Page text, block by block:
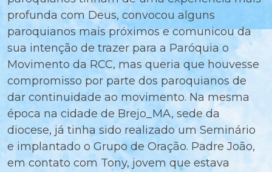
profunda com Deus, convocou alguns
paroquianos mais próximos e comunicou da
sua intenção de trazer para a Paróquia o
Movimento da RCC, mas queria que houvesse
compromisso por parte dos paroquianos de
dar continuidade ao movimento. Na mesma
época na cidade de Brejo_MA, sede da
diocese, já tinha sido realizado um Seminário
e implantado o Grupo de Oração. Padre João,
em contato com Tony, jovem que estava